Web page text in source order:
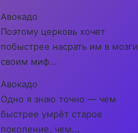
Авокадо
Поэтому церковь хочет
побыстрее насрать им в мозги
своим миф...
Авокадо
Одно я знаю точно — чем
быстрее умрёт старое
поколение, чем...